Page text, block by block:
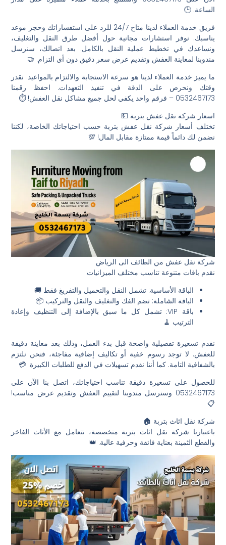
الساعة. 🕒
فريق خدمة العملاء لدينا متاح 24/7 للرد على استفساراتك وحجز موعد
يناسبك. نوفر استشارات مجانية حول أفضل طرق النقل والتغليف،
ونساعدك في تخطيط عملية النقل بالكامل. بعد اتصالك، سنرسل
مندوبنا لمعاينة العفش وتقديم عرض سعر دقيق دون أي التزام. 🤝
ما يميز خدمة العملاء لدينا هو سرعة الاستجابة والالتزام بالمواعيد. نقدر
وقتك ونحرص على الدقة في تنفيذ التعهدات. احفظ رقمنا
0532467173 – فرقم واحد يكفي لحل جميع مشاكل نقل العفش! ⏱️
اسعار شركة نقل عفش بتربة 💵
تختلف أسعار شركة نقل عفش بتربة حسب احتياجاتك الخاصة، لكننا
نضمن لك دائماً قيمة ممتازة مقابل المال! 💯
شركة نقل عفش من الطائف الى الرياض
نقدم باقات متنوعة تناسب مختلف الميزانيات:
الباقة الأساسية: تشمل النقل والتحميل والتفريغ فقط 🚚
الباقة الشاملة: تضم الفك والتغليف والنقل والتركيب 📦
باقة VIP: تشمل كل ما سبق بالإضافة إلى التنظيف وإعادة
الترتيب 🧹
نقدم تسعيرة تفصيلية واضحة قبل بدء العمل، وذلك بعد معاينة دقيقة
للعفش. لا توجد رسوم خفية أو تكاليف إضافية مفاجئة، فنحن نلتزم
بالشفافية التامة. كما أننا نقدم تسهيلات في الدفع للطلبات الكبيرة. 💳
للحصول على تسعيرة دقيقة تناسب احتياجاتك، اتصل بنا الآن على
0532467173 وسنرسل مندوبنا لتقييم العفش وتقديم عرض مناسب!
📋
شركة نقل اثاث بتربة 🏠
باعتبارنا شركة نقل اثاث بتربة متخصصة، نتعامل مع الأثاث الفاخر
والقطع الثمينة بعناية فائقة وحرفية عالية. 👑